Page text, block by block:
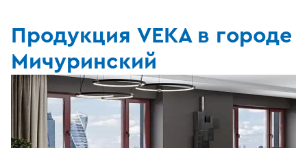
Продукция VEKA в городе
Мичуринский